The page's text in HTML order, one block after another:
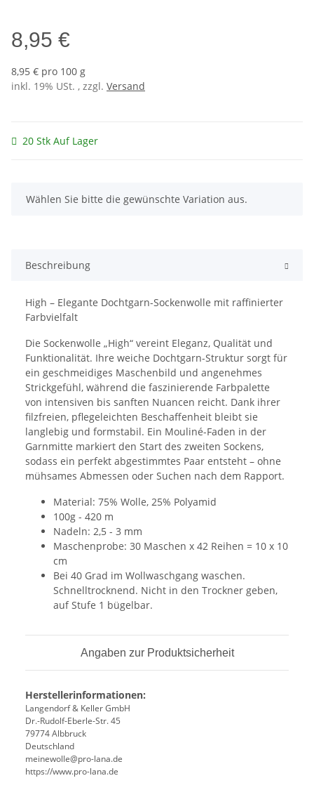
8,95 €
8,95 € pro 100 g
inkl. 19% USt. , zzgl. Versand
20 Stk Auf Lager
x
Wählen Sie bitte die gewünschte Variation aus.
Beschreibung
High – Elegante Dochtgarn-Sockenwolle mit raffinierter
Farbvielfalt
Die Sockenwolle „High“ vereint Eleganz, Qualität und
Funktionalität. Ihre weiche Dochtgarn-Struktur sorgt für
ein geschmeidiges Maschenbild und angenehmes
Strickgefühl, während die faszinierende Farbpalette
von intensiven bis sanften Nuancen reicht. Dank ihrer
filzfreien, pflegeleichten Beschaffenheit bleibt sie
langlebig und formstabil. Ein Mouliné-Faden in der
Garnmitte markiert den Start des zweiten Sockens,
sodass ein perfekt abgestimmtes Paar entsteht – ohne
mühsames Abmessen oder Suchen nach dem Rapport.
Material: 75% Wolle, 25% Polyamid
100g - 420 m
Nadeln: 2,5 - 3 mm
Maschenprobe: 30 Maschen x 42 Reihen = 10 x 10
cm
Bei 40 Grad im Wollwaschgang waschen.
Schnelltrocknend. Nicht in den Trockner geben,
auf Stufe 1 bügelbar.
Angaben zur Produktsicherheit
Herstellerinformationen:
Langendorf & Keller GmbH
Dr.-Rudolf-Eberle-Str. 45
79774 Albbruck
Deutschland
meinewolle@pro-lana.de
https://www.pro-lana.de